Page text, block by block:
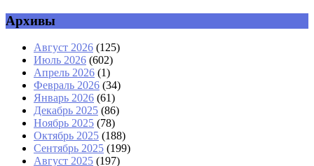
Архивы
Август 2026 (125)
Июль 2026 (602)
Апрель 2026 (1)
Февраль 2026 (34)
Январь 2026 (61)
Декабрь 2025 (86)
Ноябрь 2025 (78)
Октябрь 2025 (188)
Сентябрь 2025 (199)
Август 2025 (197)